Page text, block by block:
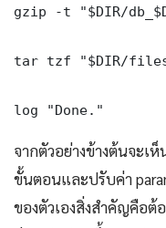
gzip -t "$DIR/
tar tzf "$DIR/
log "Done."
จากตัวอย่างข้างต้นจะเห็
ขั้นตอนและปรับค่า
ของตัวเองสิ่งสำคัญคือต้